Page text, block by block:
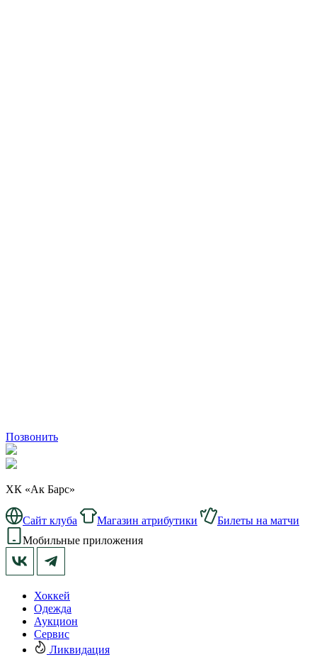
Позвонить
ХК «Ак Барс»
Сайт клуба Магазин атрибутики
Билеты на матчи
Мобильные приложения
Хоккей
Одежда
Аукцион
Сервис
Ликвидация